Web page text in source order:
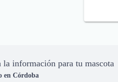
la información para tu mascota